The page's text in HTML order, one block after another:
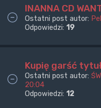
INANNA CD
Ostatni post autor:
Odpowiedzi: 19
Kupię garść
Ostatni post autor:
20:04
Odpowiedzi: 12